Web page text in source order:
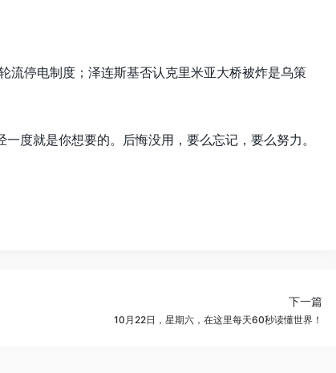
流停电制度；泽连斯基否认克里米亚大桥被炸是乌策
度就是你想要的。后悔没用，要么忘记，要么努力。
下一篇
10月22日，星期六，在这里每天60秒读懂世界！